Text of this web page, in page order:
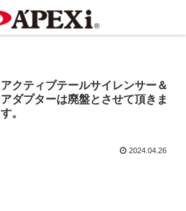
アクティブテールサイレンサー＆
アダプターは廃盤とさせて頂きま
す。
2024.04.26